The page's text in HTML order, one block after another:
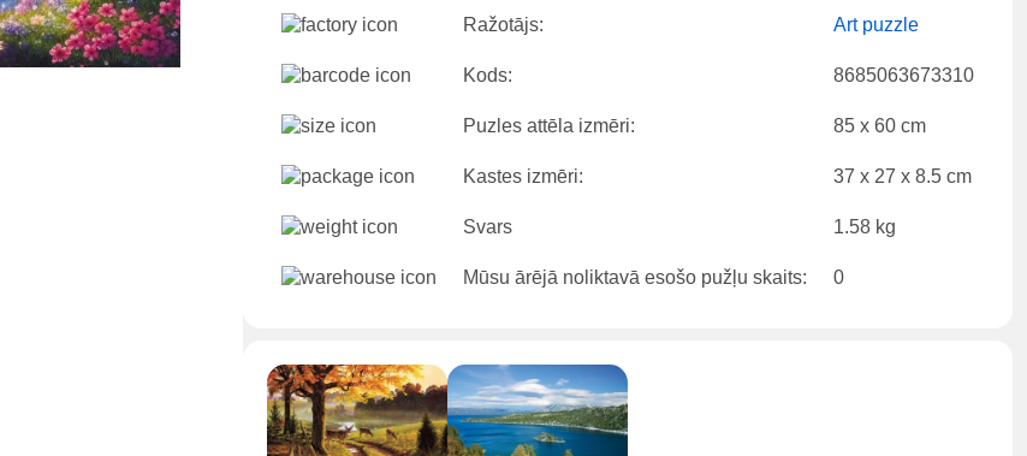
Ražotājs: Art puzzle
Kods: 8685063673310
Puzles attēla izmēri: 85 x 60 cm
Kastes izmēri: 37 x 27 x 8.5 cm
Svars 1.58 kg
Mūsu ārējā noliktavā esošo pužļu skaits: 0